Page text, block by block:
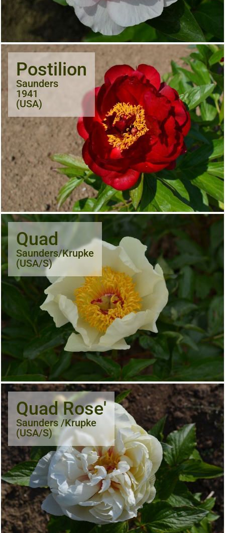
Postilion
Saunders
1941
(USA)
Quad
Saunders/Krupke
(USA/S)
Quad Rose'
Saunders /Krupke
(USA/S)